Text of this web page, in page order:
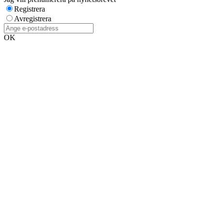
Registrera
Avregistrera
OK